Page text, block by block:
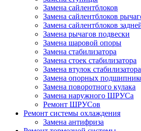
Замена сайлентблоков
Замена сайлентблоков
Замена сайлентблоков
Замена рычагов подвески
Замена шаровой опоры
Замена стабилизатора
Замена стоек стабилизатора
Замена втулок стабилизатора
Замена опорных
Замена поворотного кулака
Замена наружного ШРУСа
Ремонт ШРУСов
Ремонт системы охлаждения
Замена антифриза